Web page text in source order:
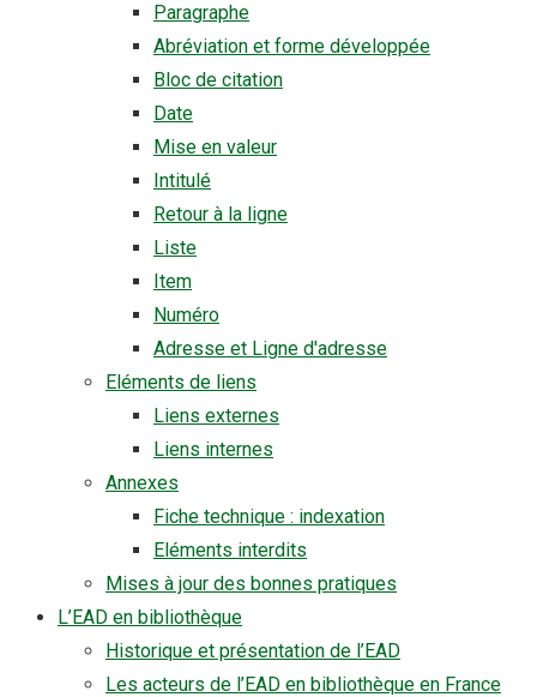
Paragraphe
Abréviation et forme développée
Bloc de citation
Date
Mise en valeur
Intitulé
Retour à la ligne
Liste
Item
Numéro
Adresse et Ligne d'adresse
Eléments de liens
Liens externes
Liens internes
Annexes
Fiche technique : indexation
Eléments interdits
Mises à jour des bonnes pratiques
L’EAD en bibliothèque
Historique et présentation de l’EAD
Les acteurs de l’EAD en bibliothèque en France